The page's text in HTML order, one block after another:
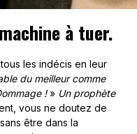
à tuer.
les indécis en leur
du meilleur comme
!» Un prophète
vous ne doutez de
être dans la